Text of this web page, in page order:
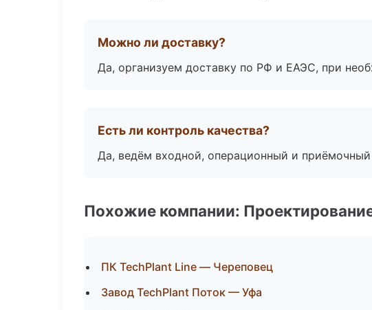
Можно ли доставку?
Да, организуем доставку по РФ и ЕАЭС, при
Есть ли контроль качества?
Да, ведём входной, операционный и
Похожие компании:
ПК TechPlant Line — Череповец
Завод TechPlant Поток — Уфа